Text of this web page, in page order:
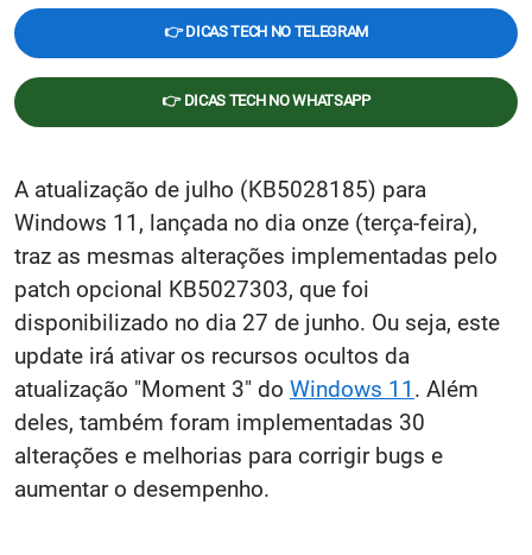
👉 DICAS TECH NO TELEGRAM
👉 DICAS TECH NO WHATSAPP
A atualização de julho (KB5028185) para
Windows 11, lançada no dia onze (terça-feira),
traz as mesmas alterações implementadas pelo
patch opcional KB5027303, que foi
disponibilizado no dia 27 de junho. Ou seja, este
update irá ativar os recursos ocultos da
atualização "Moment 3" do Windows 11 . Além
deles, também foram implementadas 30
alterações e melhorias para corrigir bugs e
aumentar o desempenho.